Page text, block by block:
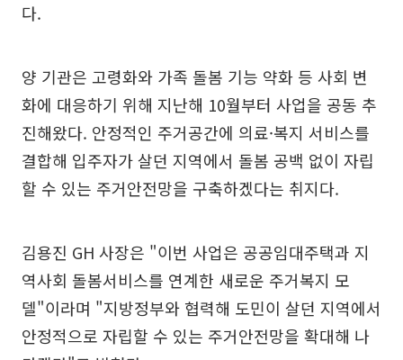
다.
양 기관은 고령화와 가족 돌봄 기능 약화 등 사회 변
화에 대응하기 위해 지난해 10월부터 사업을 공동 추
진해왔다. 안정적인 주거공간에 의료·복지 서비스를
결합해 입주자가 살던 지역에서 돌봄 공백 없이 자립
할 수 있는 주거안전망을 구축하겠다는 취지다.
김용진 GH 사장은 "이번 사업은 공공임대주택과 지
역사회 돌봄서비스를 연계한 새로운 주거복지 모
델"이라며 "지방정부와 협력해 도민이 살던 지역에서
안정적으로 자립할 수 있는 주거안전망을 확대해 나